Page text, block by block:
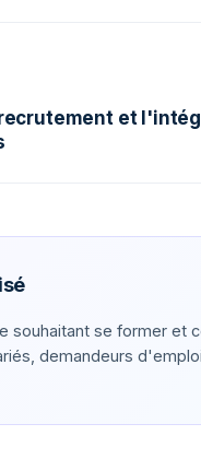
et
souhaitant se former et
demandeurs